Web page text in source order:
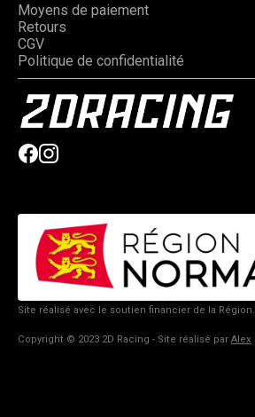
Moyens de paiement
Retours
CGV
Politique de confidentialité
Site réalisé avec le soutien financier de la Région.
Copyright © 2023 2D Racing - Site réalisé par Alex